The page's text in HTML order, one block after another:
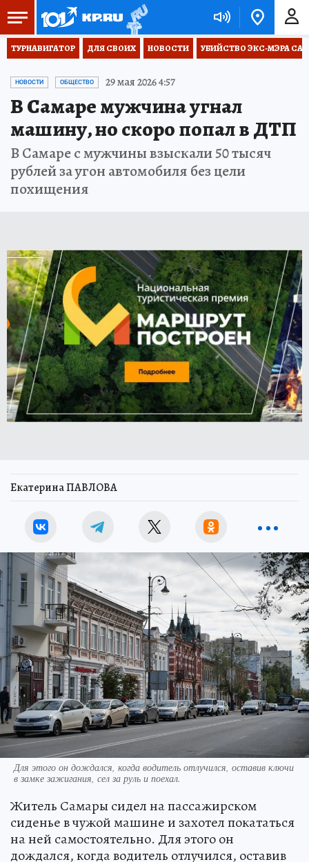
ТУРНАВИГАТОР ДЛЯ СВОИХ НОВОСТИ УБИЙСТВО ЭКС-МЭРА
НОВОСТИ ОБЩЕСТВО 29 мая 2026 4:57
В Самаре мужчина угнал
машину, но скоро попал в ДТП
В Самаре с мужчины взыскали 50 тысяч
рублей за угон автомобиля без цели
похищения
Екатерина ПАВЛОВА
Для этого он дождался, когда водитель отлучился, оставив ключи
в замке зажигания, сел за руль и поехал.
Житель Самары сидел на пассажирском
сиденье в чужой машине и захотел покататься
на ней самостоятельно. Для этого он
дождался, когда водитель отлучился, оставив